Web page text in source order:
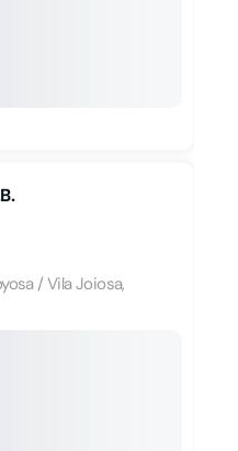
/ Vila Joiosa,